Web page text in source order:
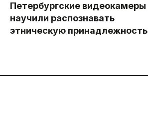
Петербургские видеокамеры
научили распознавать
этническую принадлежность